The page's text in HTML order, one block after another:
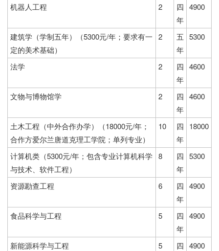
机器人工程 2
四
年
4900
建筑学（学制五年）（5300元/年；要求有一
定的美术基础）
2
五
年
5300
法学 2
四
年
4600
文物与博物馆学 2
四
年
4600
土木工程（中外合作办学）（18000元/年；
合作方爱尔兰唐道克理工学院；单列专业）
10
四
年
18000
计算机类（5300元/年；包含专业计算机科学
与技术、软件工程）
8
四
年
5300
资源勘查工程 6
四
年
4900
食品科学与工程 5
四
年
4900
新能源科学与工程 5
四 4900